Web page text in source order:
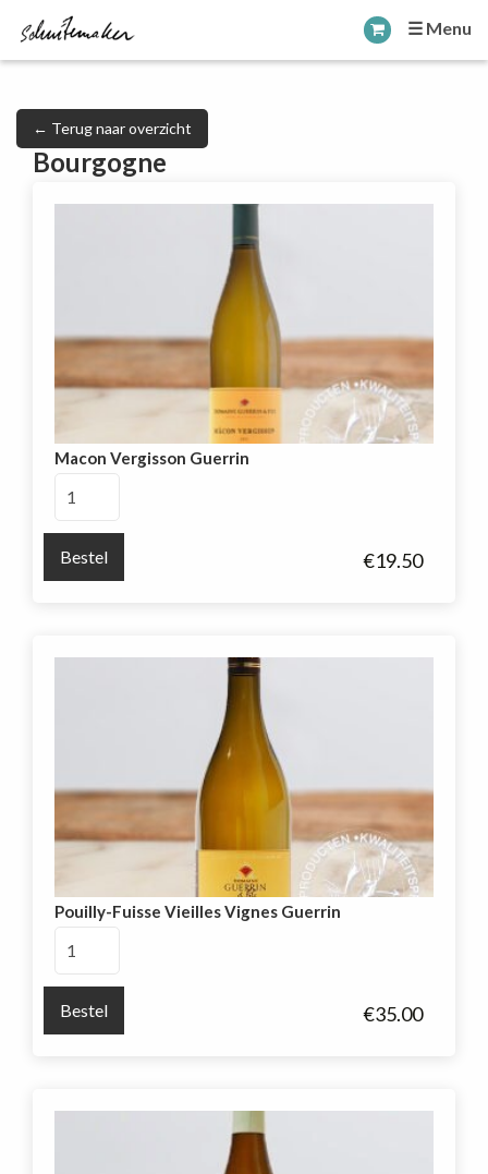
☰ Menu
← Terug naar overzicht
Bourgogne
Macon Vergisson Guerrin
€19.50
aantal
Bestel
Pouilly-Fuisse Vieilles Vignes Guerrin
€35.00
Vignes
Bestel